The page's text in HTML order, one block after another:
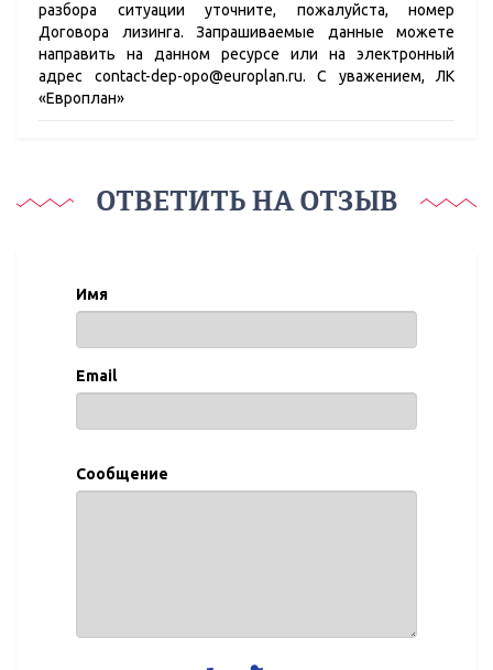
разбора ситуации уточните, пожалуйста, номер
Договора лизинга. Запрашиваемые данные можете
направить на данном ресурсе или на электронный
адрес contact-dep-opo@europlan.ru. С уважением, ЛК
«Европлан»
ОТВЕТИТЬ НА ОТЗЫВ
Имя
Email
Сообщение